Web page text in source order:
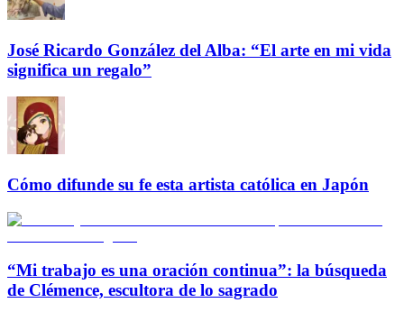
José Ricardo González del Alba: “El arte en mi vida
significa un regalo”
Cómo difunde su fe esta artista católica en Japón
“Mi trabajo es una oración continua”: la búsqueda
de Clémence, escultora de lo sagrado